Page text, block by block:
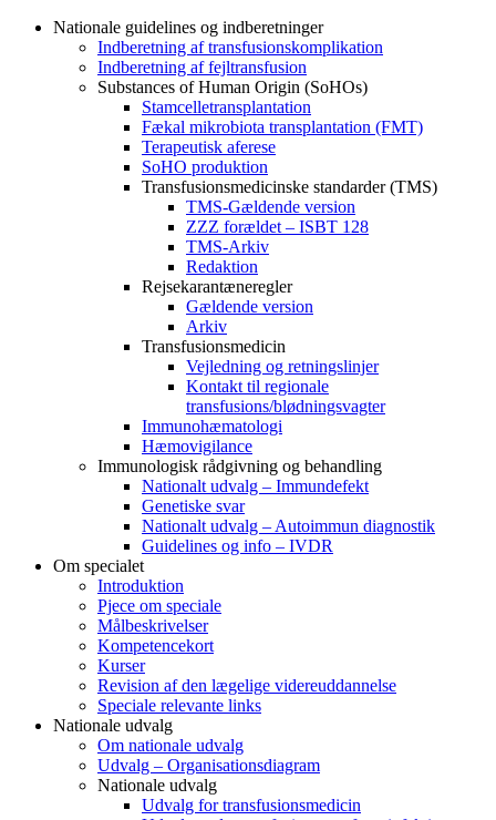
Nationale guidelines og indberetninger
Indberetning af transfusionskomplikation
Indberetning af fejltransfusion
Substances of Human Origin (SoHOs)
Stamcelletransplantation
Fækal mikrobiota transplantation (FMT)
Terapeutisk aferese
SoHO produktion
Transfusionsmedicinske standarder (TMS)
TMS-Gældende version
ZZZ forældet – ISBT 128
TMS-Arkiv
Redaktion
Rejsekarantæneregler
Gældende version
Arkiv
Transfusionsmedicin
Vejledning og retningslinjer
Kontakt til regionale
transfusions/blødningsvagter
Immunohæmatologi
Hæmovigilance
Immunologisk rådgivning og behandling
Nationalt udvalg – Immundefekt
Genetiske svar
Nationalt udvalg – Autoimmun diagnostik
Guidelines og info – IVDR
Om specialet
Introduktion
Pjece om speciale
Målbeskrivelser
Kompetencekort
Kurser
Revision af den lægelige videreuddannelse
Speciale relevante links
Nationale udvalg
Om nationale udvalg
Udvalg – Organisationsdiagram
Nationale udvalg
Udvalg for transfusionsmedicin